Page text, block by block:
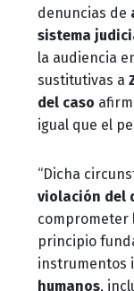
denuncias de
sistema
la audiencia
sustitutivas a
del caso
igual que el
“Dicha
violación del
comprometer
principio
instrumentos
humanos,